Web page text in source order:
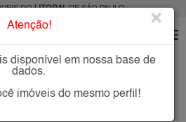
DOLITORALDE SÃO PAULO
UBATUBA
Ubatuba
Atenção! ×
disponível em nossa base de
dados.
imóveis do mesmo perfil!